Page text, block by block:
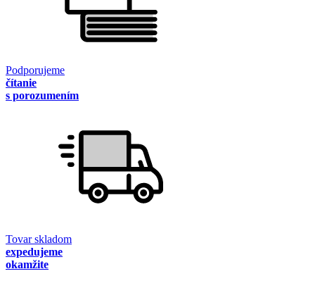
Podporujeme
čítanie
s porozumením
Tovar skladom
expedujeme
okamžite